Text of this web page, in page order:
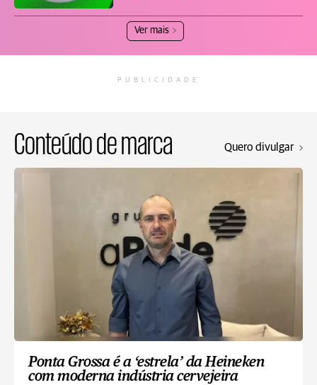
Ver mais
PUBLICIDADE
Conteúdo de marca Quero divulgar
Ponta Grossa é a ‘estrela’ da Heineken
com moderna indústria cervejeira